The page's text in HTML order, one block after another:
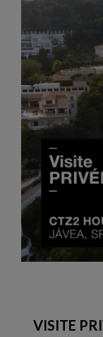
VISITE